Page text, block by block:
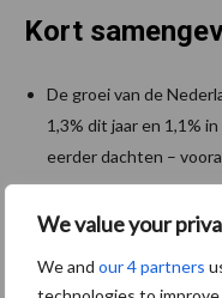
We value your
We and our 4 partners
Kort
De groei van de
1,3% dit jaar en 1,1%
eerder dachten –
reden voor de
De uitvoer neemt